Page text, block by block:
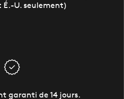
É.-U. seulement)
garanti de 14 jours.